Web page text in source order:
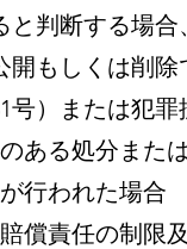
判断する場
もしくは削除
号）または犯
ある処分また
行われた場合
償責任の制